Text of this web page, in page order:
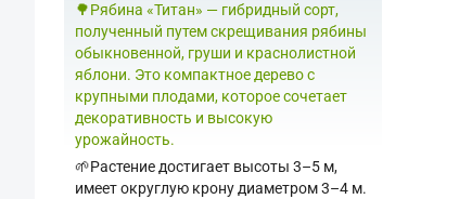
🌳Рябина «Титан» — гибридный сорт,
полученный путем скрещивания рябины
обыкновенной, груши и краснолистной
яблони. Это компактное дерево с
крупными плодами, которое сочетает
декоративность и высокую
урожайность.
🌱Растение достигает высоты 3–5 м,
имеет округлую крону диаметром 3–4 м.